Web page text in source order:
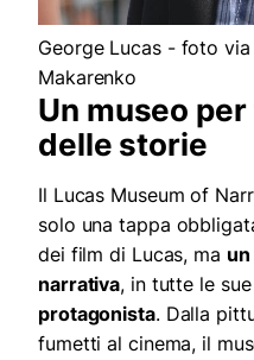
George Lucas - foto
Makarenko
Un museo
delle storie
Il Lucas Museum of
solo una tappa
dei film di Lucas, ma un
narrativa, in tutte le
protagonista. Dalla
fumetti al cinema, il